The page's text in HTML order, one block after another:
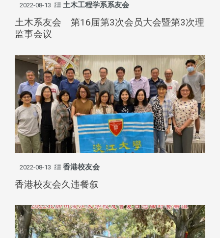
2022-08-13 土木工程学系系友会
土木系友会 第16届第3次会员大会暨第3次理
监事会议
2022-08-13 香港校友会
香港校友会久违餐叙